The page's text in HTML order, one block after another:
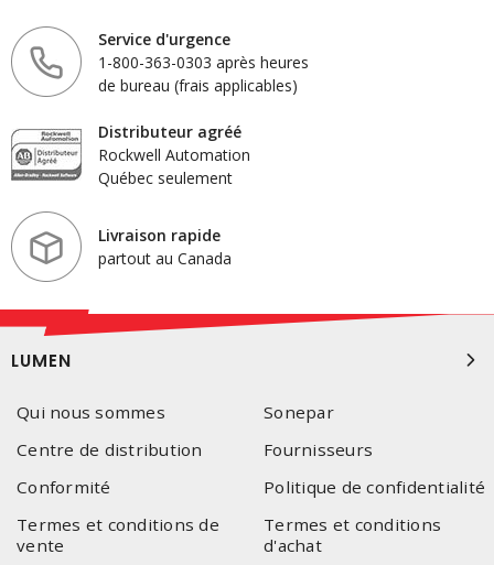
Service d'urgence
1-800-363-0303 après heures
de bureau (frais applicables)
Distributeur agréé
Rockwell Automation
Québec seulement
Livraison rapide
partout au Canada
LUMEN
Qui nous sommes
Sonepar
Centre de distribution
Fournisseurs
Conformité
Politique de confidentialité
Termes et conditions de
vente
Termes et conditions
d'achat